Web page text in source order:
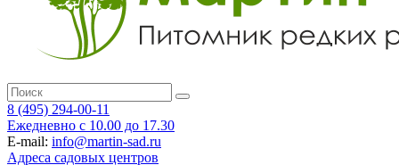
8 (495) 294-00-11
Ежедневно с 10.00 до 17.30
E-mail: info@martin-sad.ru
Адреса садовых центров